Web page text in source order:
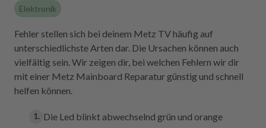
Elektronik
Fehler stellen sich bei deinem Metz TV häufig auf
unterschiedlichste Arten dar. Die Ursachen können auch
vielfältig sein. Wir zeigen dir, bei welchen Fehlern wir dir
mit einer Metz Mainboard Reparatur günstig und schnell
helfen können.
Die Led blinkt abwechselnd grün und orange